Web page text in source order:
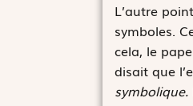
L’autre
symboles.
cela, le
disait que
symbolique.